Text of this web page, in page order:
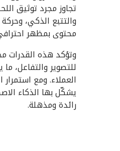
تجاوز مجرد توثيق
والتتبع الذكي،
محتوى بمظهر
وتؤكد هذه القدرات
يشكّل بها الذكاء
رائدة ومذهلة.